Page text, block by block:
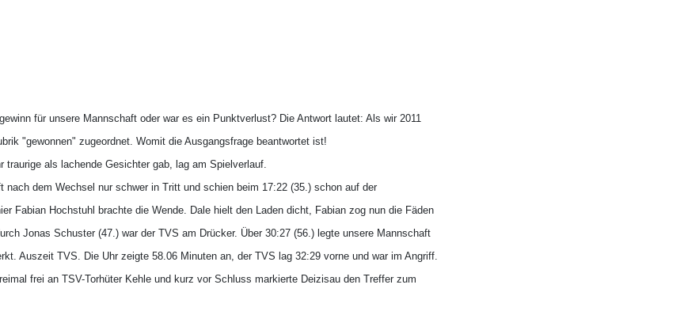
für unsere Mannschaft oder war es ein Punktverlust? Die Antwort lautet: Als wir 2011
"gewonnen" zugeordnet. Womit die Ausgangsfrage beantwortet ist!
traurige als lachende Gesichter gab, lag am Spielverlauf.
dem Wechsel nur schwer in Tritt und schien beim 17:22 (35.) schon auf der
Fabian Hochstuhl brachte die Wende. Dale hielt den Laden dicht, Fabian zog nun die Fäden
Jonas Schuster (47.) war der TVS am Drücker. Über 30:27 (56.) legte unsere Mannschaft
Auszeit TVS. Die Uhr zeigte 58.06 Minuten an, der TVS lag 32:29 vorne und war im Angriff.
frei an TSV-Torhüter Kehle und kurz vor Schluss markierte Deizisau den Treffer zum